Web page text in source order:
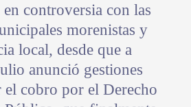
controversia con las
morenistas y
local, desde que a
anunció gestiones
cobro por el Derecho